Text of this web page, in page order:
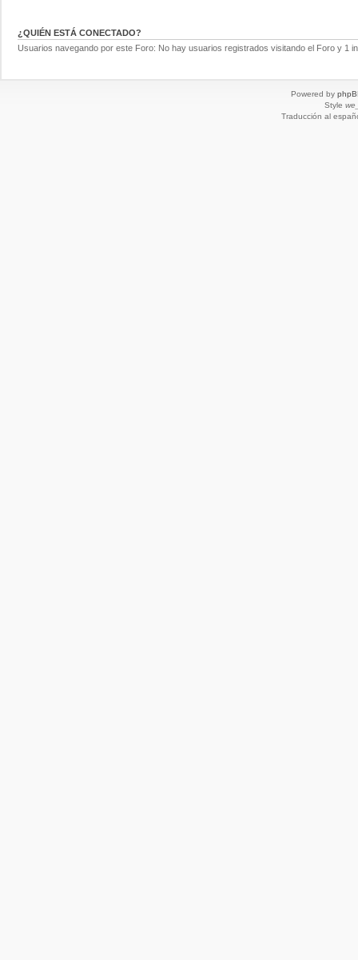
¿QUIÉN ESTÁ CONECTADO?
Usuarios navegando por este Foro: No hay usuarios registrados visitando el Foro y 1
Powered by
Style
Traducción al